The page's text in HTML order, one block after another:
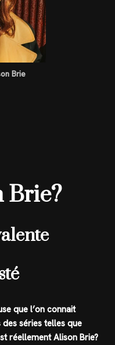
Brie
Brie?
que l’on connait
séries telles que
réellement Alison Brie?